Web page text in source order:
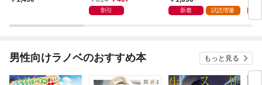
迫ってくる。
割引
記—新着 試読増量
し
男性向けラノベのおすすめ本 もっと見る